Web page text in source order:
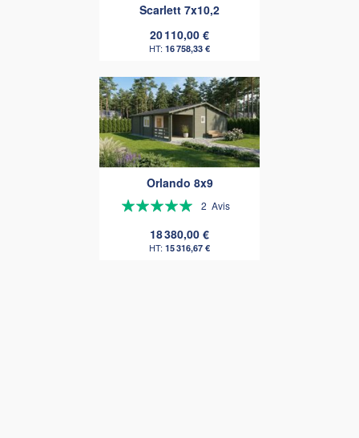
Scarlett 7x10,2
20 110,00 €
16 758,33 €
Orlando 8x9
Évaluation:
2 Avis
18 380,00 €
15 316,67 €